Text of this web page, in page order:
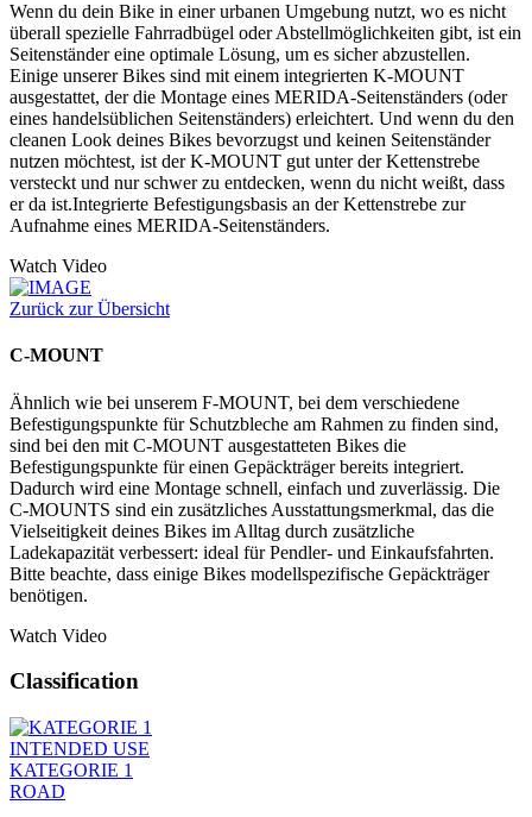
Wenn du dein Bike in einer urbanen Umgebung nutzt, wo es nicht
überall spezielle Fahrradbügel oder Abstellmöglichkeiten gibt, ist ein
Seitenständer eine optimale Lösung, um es sicher abzustellen.
Einige unserer Bikes sind mit einem integrierten K-MOUNT
ausgestattet, der die Montage eines MERIDA-Seitenständers (oder
eines handelsüblichen Seitenständers) erleichtert. Und wenn du den
cleanen Look deines Bikes bevorzugst und keinen Seitenständer
nutzen möchtest, ist der K-MOUNT gut unter der Kettenstrebe
versteckt und nur schwer zu entdecken, wenn du nicht weißt, dass
er da ist.Integrierte Befestigungsbasis an der Kettenstrebe zur
Aufnahme eines MERIDA-Seitenständers.
Watch Video
Zurück zur Übersicht
C-MOUNT
Ähnlich wie bei unserem F-MOUNT, bei dem verschiedene
Befestigungspunkte für Schutzbleche am Rahmen zu finden sind,
sind bei den mit C-MOUNT ausgestatteten Bikes die
Befestigungspunkte für einen Gepäckträger bereits integriert.
Dadurch wird eine Montage schnell, einfach und zuverlässig. Die
C-MOUNTS sind ein zusätzliches Ausstattungsmerkmal, das die
Vielseitigkeit deines Bikes im Alltag durch zusätzliche
Ladekapazität verbessert: ideal für Pendler- und Einkaufsfahrten.
Bitte beachte, dass einige Bikes modellspezifische Gepäckträger
benötigen.
Watch Video
Classification
INTENDED USE
KATEGORIE 1
ROAD